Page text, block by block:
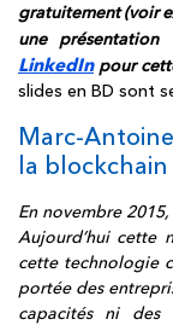
gratuitement (voir
une
LinkedInpour
slides en BD sont
Marc-
la blockchain
En novembre
Aujourd’hui cette
cette technologie
portée des
capacités ni des